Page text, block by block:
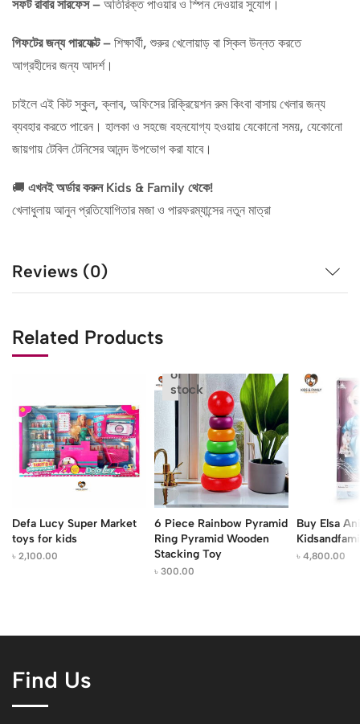
সফট রাবার সারফেস– অতিরিক্ত পাওয়ার ও স্পিন দেওয়ার সুযোগ।
গিফটের জন্য পারফেক্ট– শিক্ষার্থী, শুরুর খেলোয়াড় বা স্কিল উন্নত করতে
আগ্রহীদের জন্য আদর্শ।
চাইলে এই কিট স্কুল, ক্লাব, অফিসের রিক্রিয়েশন রুম কিংবা বাসায় খেলার জন্য
ব্যবহার করতে পারেন। হালকা ও সহজে বহনযোগ্য হওয়ায় যেকোনো সময়, যেকোনো
জায়গায় টেবিল টেনিসের আনন্দ উপভোগ করা যাবে।
🚚 এখনই অর্ডার করুন Kids & Family থেকে!
খেলাধুলায় আনুন প্রতিযোগিতার মজা ও পারফরম্যান্সের নতুন মাত্রা
Reviews (0)
Related Products
Defa Lucy Super Market
toys for kids
৳ 2,100.00
of
stock
6 Piece Rainbow Pyramid
Ring Pyramid Wooden
Stacking Toy
৳300.00
Buy Elsa
৳4,800.00
Find Us